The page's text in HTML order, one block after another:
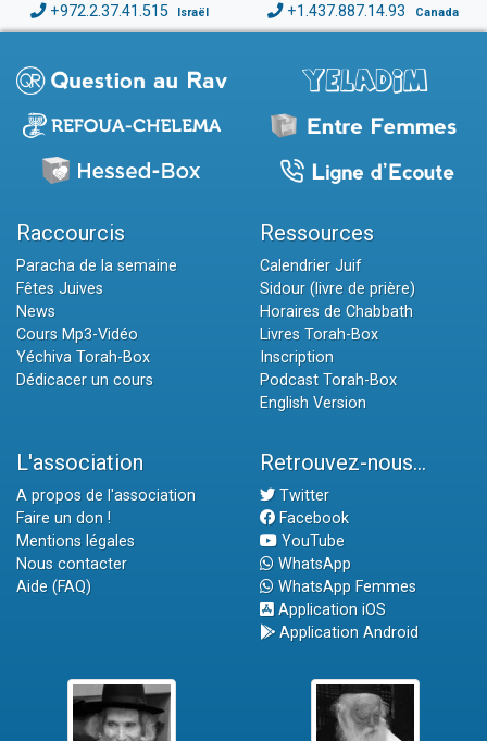
+972.2.37.41.515 Israël +1.437.887.14.93 Canada
Raccourcis
Paracha de la semaine
Fêtes Juives
News
Cours Mp3-Vidéo
Yéchiva Torah-Box
Dédicacer un cours
Ressources
Calendrier Juif
Sidour (livre de prière)
Horaires de Chabbath
Livres Torah-Box
Inscription
Podcast Torah-Box
English Version
L'association
A propos de l'association
Faire un don !
Mentions légales
Nous contacter
Aide (FAQ)
Retrouvez-nous...
Twitter
Facebook
YouTube
WhatsApp
WhatsApp Femmes
Application iOS
Application Android